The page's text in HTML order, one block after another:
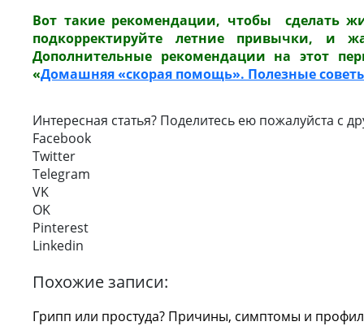
Вот такие рекомендации, чтобы сделать
подкорректируйте летние привычки, и
Дополнительные рекомендации на этот
«Домашняя «скорая помощь». Полезные
Интересная статья? Поделитесь ею пожалуйста с
Facebook
Twitter
Telegram
VK
OK
Pinterest
Linkedin
Похожие записи:
Грипп или простуда? Причины, симптомы и